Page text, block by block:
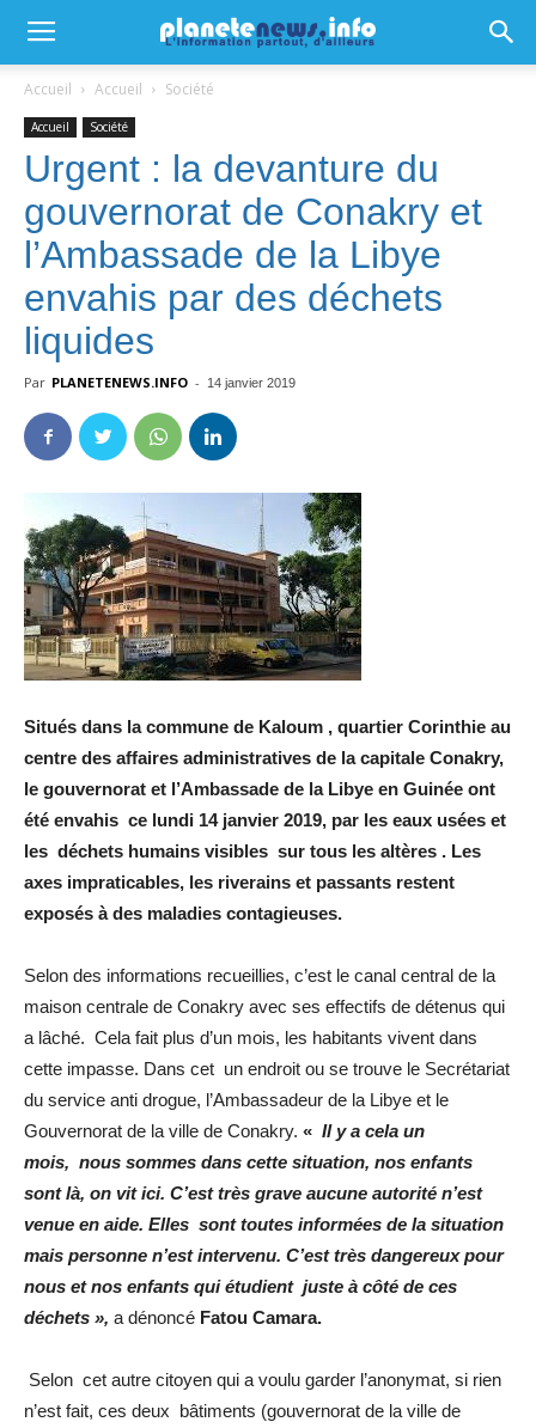
Accueil Accueil Société
Accueil Société
Urgent : la devanture du
gouvernorat de Conakry et
l’Ambassade de la Libye
envahis par des déchets
liquides
Par PLANETENEWS.INFO - 14 janvier 2019
Situés dans la commune de Kaloum , quartier Corinthie au
centre des affaires administratives de la capitale Conakry,
le gouvernorat et l’Ambassade de la Libye en Guinée ont
été envahis ce lundi 14 janvier 2019, par les eaux usées et
les déchets humains visibles sur tous les altères . Les
axes impraticables, les riverains et passants restent
exposés à des maladies contagieuses.
Selon des informations recueillies, c’est le canal central de la
maison centrale de Conakry avec ses effectifs de détenus qui
a lâché. Cela fait plus d’un mois, les habitants vivent dans
cette impasse. Dans cet un endroit ou se trouve le Secrétariat
du service anti drogue, l’Ambassadeur de la Libye et le
Gouvernorat de la ville de Conakry. « Il y a cela un
mois, nous sommes dans cette situation, nos enfants
sont là, on vit ici. C’est très grave aucune autorité n’est
venue en aide. Elles sont toutes informées de la situation
mais personne n’est intervenu. C’est très dangereux pour
nous et nos enfants qui étudient juste à côté de ces
déchets », a dénoncé Fatou Camara.
Selon cet autre citoyen qui a voulu garder l’anonymat, si rien
n’est fait, ces deux bâtiments (gouvernorat de la ville de